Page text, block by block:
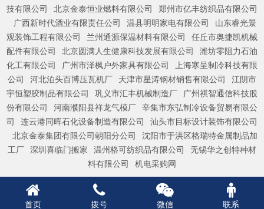
技有限公司
北京金泰恒业燃料有限公司
郑州市亿丰纺织品有限公司
广西新时代酒业有限责任公司
温县明明家电有限公司
山东睿光景
观装饰工程有限公司
兰州通源保温材料有限公司
任丘市奥捷凯机械
配件有限公司
北京圆满人生健康科技发展有限公司
潍坊零阻力石油
化工有限公司
广州市泽枫户外家具有限公司
上海寒呈制冷科技有限
公司
河北泊头百博压瓦机厂 天津市星涛钢材销售有限公司
江阴市
宇恒塑胶制品有限公司
巩义市汇丰机械制造厂
广州祺智通信科技股
份有限公司
河南濮阳县祥龙气模厂 辛集市东弘制冷设备贸易有限公
司
连云港同晖石化设备制造有限公司
汕头市目标设计装饰有限公司
北京金泰集团有限公司朝阳分公司
沈阳市于洪区格瑞特金属制品加
工厂 深圳喜临门搬家 温州格可纺织品有限公司
无锡华之创特种材
料有限公司
机电采购网
首页 拨号 微信 联系